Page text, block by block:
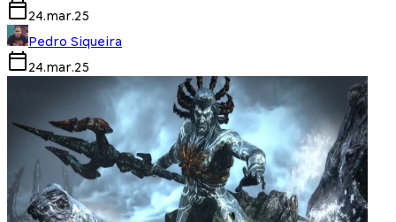
24.mar.25
Pedro Siqueira
24.mar.25